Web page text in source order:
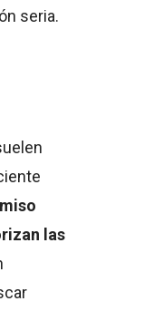
seria.
las